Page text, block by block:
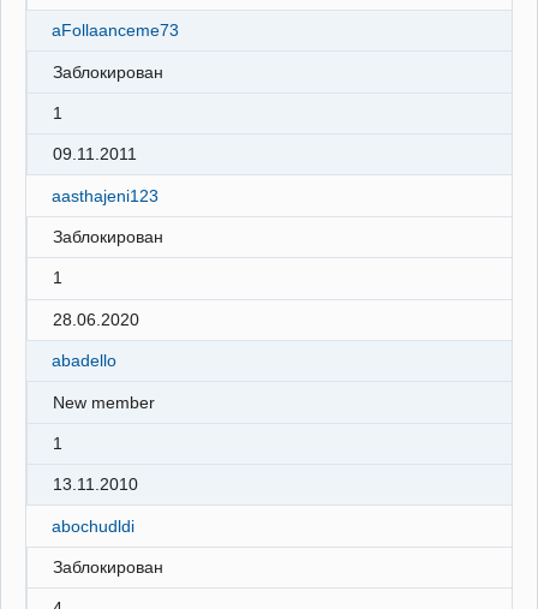
aFollaanceme73
Заблокирован
1
09.11.2011
aasthajeni123
Заблокирован
1
28.06.2020
abadello
New member
1
13.11.2010
abochudldi
Заблокирован